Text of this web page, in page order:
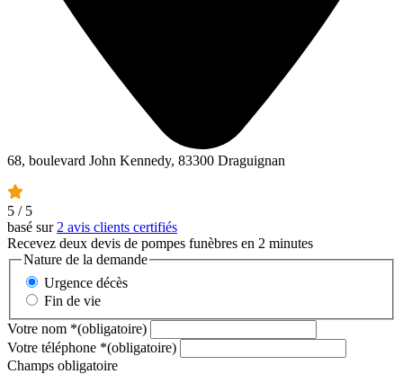
68, boulevard John Kennedy, 83300 Draguignan
5 / 5
basé sur 2 avis clients certifiés
Recevez deux devis de pompes funèbres en 2 minutes
Nature de la demande
Urgence décès
Fin de vie
Votre nom *(obligatoire)
Votre téléphone *(obligatoire)
Champs obligatoire